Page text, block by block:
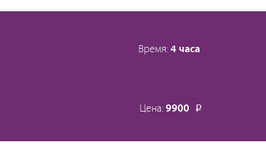
Время: 4 часа
Цена: 9900 Р